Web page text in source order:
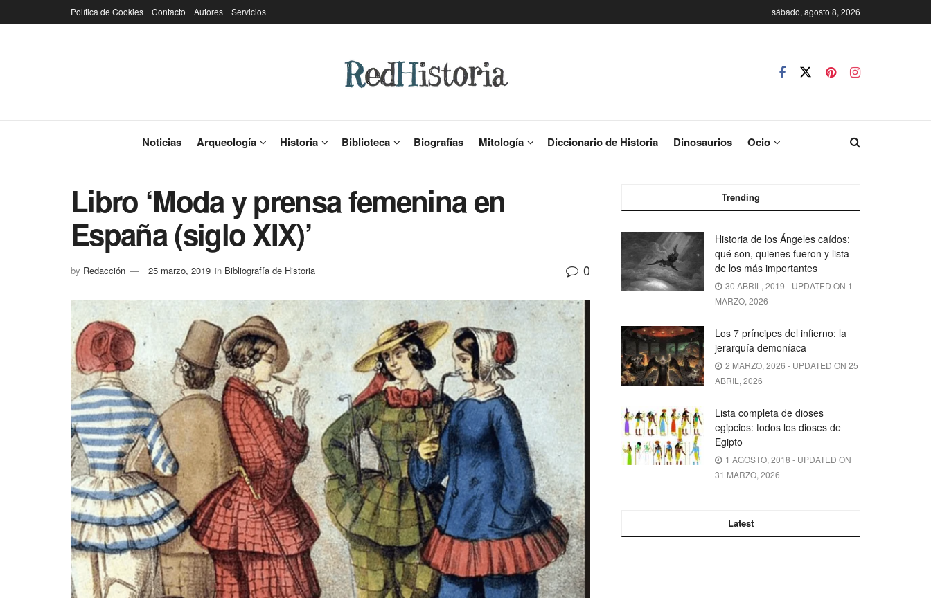
Política de Cookies Contacto Autores Servicios sábado, agosto 8, 2026
Noticias Arqueología Historia Biblioteca Biografías Mitología Diccionario de Historia Dinosaurios Ocio
Libro ‘Moda y prensa femenina en
España (siglo XIX)’
by Redacción 25 marzo, 2019 in Bibliografía de Historia 0
Trending
Historia de los Ángeles caídos:
qué son, quienes fueron y lista
de los más importantes
30 ABRIL, 2019 - UPDATED ON 1
MARZO, 2026
Los 7 príncipes del infierno: la
jerarquía demoníaca
2 MARZO, 2026 - UPDATED ON 25
ABRIL, 2026
Lista completa de dioses
egipcios: todos los dioses de
Egipto
1 AGOSTO, 2018 - UPDATED ON
31 MARZO, 2026
Latest